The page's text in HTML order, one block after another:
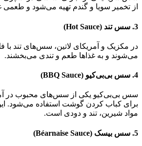
از تخمیر سویا و گندم تهیه می‌شود و طعمی
3. سس تند (Hot Sauce)
در مکزیک و آمریکای لاتین، سس‌های تند با
می‌شوند و به غذاها طعم و تندی می‌بخشند.
4. سس بی‌بی‌کیو (BBQ Sauce)
سس بی‌بی‌کیو یکی از سس‌های محبوب در
برای کباب کردن گوشت استفاده می‌شود.
مواد شیرین، تند و دودی است.
5. سس بیسک (Béarnaise Sauce)